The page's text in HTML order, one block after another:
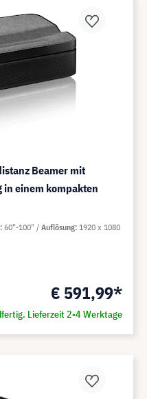
Beamer mit
einem kompakten
€ 591,99*
Lieferzeit 2-4 Werktage
60"-100" Auflösung 1920 x 1080